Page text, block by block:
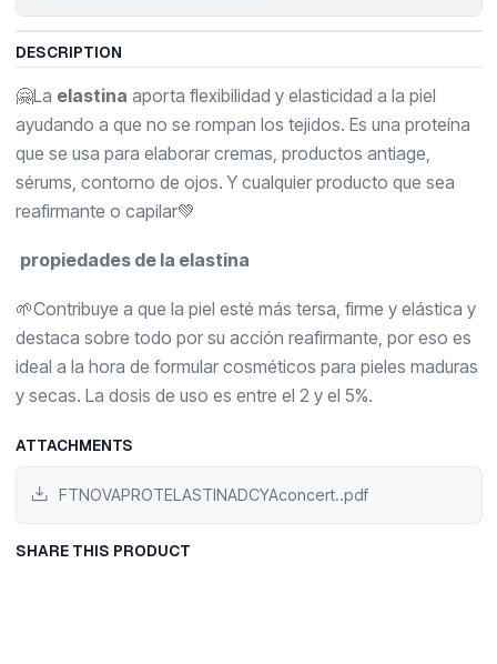
DESCRIPTION
🤗La elastina aporta flexibilidad y elasticidad a la piel
ayudando a que no se rompan los tejidos. Es una proteína
que se usa para elaborar cremas, productos antiage,
sérums, contorno de ojos. Y cualquier producto que sea
reafirmante o capilar💚
propiedades de la elastina
🌱Contribuye a que la piel esté más tersa, firme y elástica y
destaca sobre todo por su acción reafirmante, por eso es
ideal a la hora de formular cosméticos para pieles maduras
y secas. La dosis de uso es entre el 2 y el 5%.
ATTACHMENTS
FTNOVAPROTELASTINADCYAconcert..pdf
SHARE THIS PRODUCT